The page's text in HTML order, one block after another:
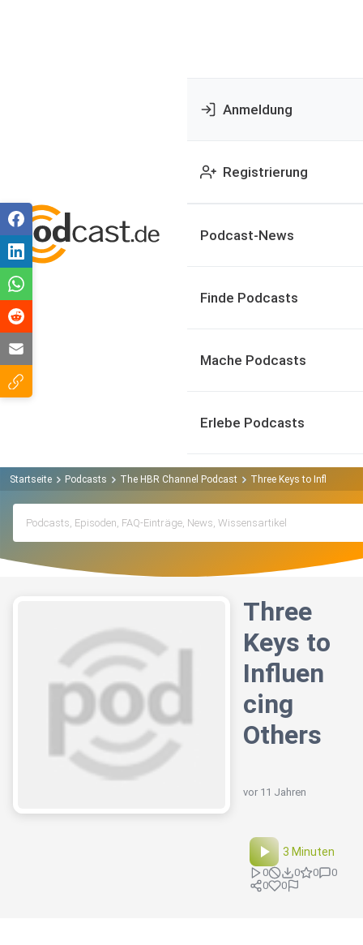
Anmeldung
Registrierung
Podcast-News
Finde Podcasts
Mache Podcasts
Erlebe Podcasts
Startseite Podcasts The HBR Channel Podcast Three Keys to
Three
Keys to
Influen
cing
Others
vor 11 Jahren
3 Minuten
0 0 0
0
0
0